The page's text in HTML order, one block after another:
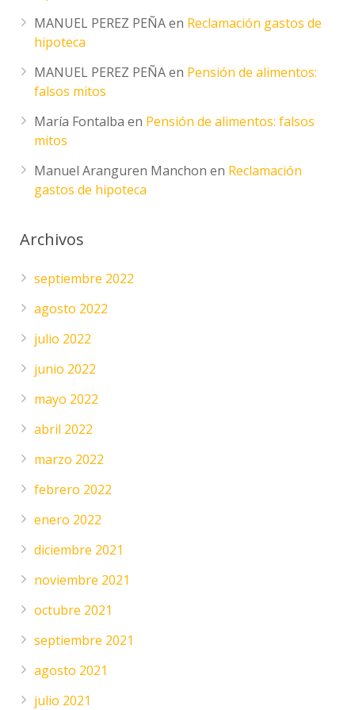
MANUEL PEREZ PEÑAen Reclamación gastos de
hipoteca
MANUEL PEREZ PEÑAen Pensión de alimentos:
falsos mitos
María Fontalba en Pensión de alimentos: falsos
mitos
Manuel Aranguren Manchon en Reclamación
gastos de hipoteca
Archivos
septiembre 2022
agosto 2022
julio 2022
junio 2022
mayo 2022
abril 2022
marzo 2022
febrero 2022
enero 2022
diciembre 2021
noviembre 2021
octubre 2021
septiembre 2021
agosto 2021
julio 2021